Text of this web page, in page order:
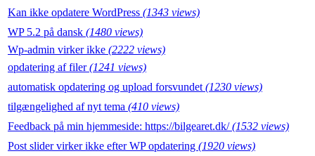
Kan ikke opdatere WordPress (1343 views)
WP 5.2 på dansk (1480 views)
Wp-admin virker ikke (2222 views)
opdatering af filer(1241 views)
automatisk opdatering og upload forsvundet (1230 views)
tilgængelighed af nyt tema (410 views)
Feedback på min hjemmeside: https://bilgearet.dk/(1532 views)
Post slider virker ikke efter WP opdatering (1920 views)